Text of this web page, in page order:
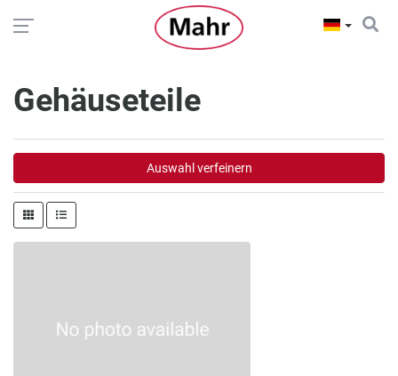
Gehäuseteile
Auswahl verfeinern